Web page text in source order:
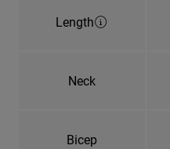
Length
Neck
Bicep